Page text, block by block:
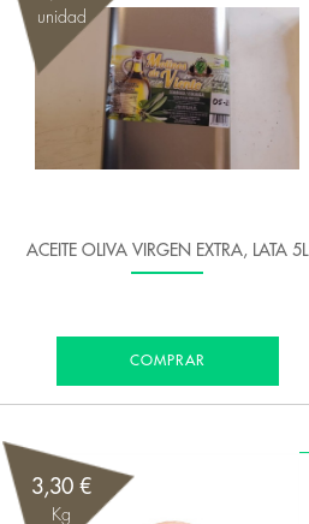
ACEITE OLIVA VIRGEN EXTRA, LATA 5L
unidad
COMPRAR
3,30 €
Kg